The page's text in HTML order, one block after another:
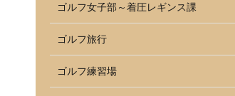
ゴルフ女子部～着圧レギンス課
ゴルフ旅行
ゴルフ練習場